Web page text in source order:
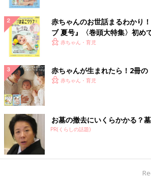
赤ちゃんのお世話まるわかり
ブ 夏号』〈巻頭大特集〉初め
く！ おっぱい・ミルクの基本
赤ちゃん・育児
赤ちゃんが生まれたら！2冊の
赤ちゃん・育児
お墓の撤去にいくらかかる？
PR(くらしの話題)